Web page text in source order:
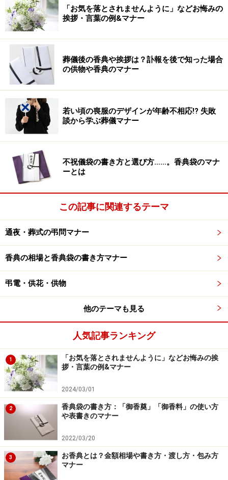
敷」「金封ふくさ」等、掛けふくさ以外のものを指しま
す。祝儀袋や不祝儀袋を包むふくさや、茶道で使用する
ふくさは「帛紗」と書きますが、最近では用途にこだわ
らず漢字で「袱紗」を用いるケースが増えてきました。
ふくさの色・柄
色や柄は自分の好みで。慶弔シーンに合わせて使い分けてみ
ては。両用タイプも人気です。
ふくさにはさまざまな色がありますが、慶事と弔事では
できれば分けて考えたいものです。
ルなど明るい色、弔事は寒色系やくすんだ色が適当で
す。紫、グレー、紺は慶弔どちらでも可。黒でも光沢の
います。
柄は和風でなくてはいけないという決まりもありませ
ん。大胆な花柄、幾何学模様、ドット、ストライプなど
でも、シーンに応じたデザインであれば大丈夫です。
ふくさの包み方
ふくさだけでなく、進物のラッピングも慶弔同様の考え方で
行います。
慶事と弔事では、ふくさの包み方が違います。たたんだ
「お気を落とされませんように」などお悔みの
挨拶・言葉の例&マナー
葬儀後の香典や挨拶は？訃報を後で知った場合
の供物や香典のマナー
若い頃の喪服のデザインが年齢不相応!? 失敗
談から学ぶ葬儀マナー
不祝儀袋の書き方と選び方……。香典袋のマナ
ーとは
この記事に関連するテーマ
通夜・葬式の弔問マナー
香典の相場と香典袋の書き方マナー
弔電・供花・供物
他のテーマも見る
人気記事ランキング
1
「お気を落とされませんように」などお悔みの挨
拶・言葉の例&マナー
2024/03/01
2
香典袋の書き方：「御香奠」「御香料」の使い方
や表書きのマナー
2022/03/20
3
お香典とは？金額相場や書き方・渡し方・包み方
マナー